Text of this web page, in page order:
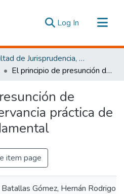
Log In (current)
Facultad de Jurisprudencia, Ciencias Políticas y Económicas
El principio de presunción de inocencia: Inobservancia práctica de un derecho fundamental
de
práctica de
item page
Batallas Gómez, Hernán Rodrigo